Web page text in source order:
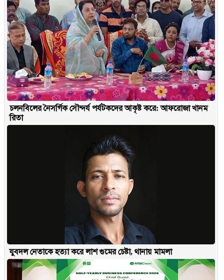
চলনবিলের নৈসর্গিক সৌন্দর্য পর্যটকদের আকৃষ্ট করে: আফরোজা খানম
রিতা
যুবদল নেতাকে হত্যা করে লাশ গুমের চেষ্টা, থানায় মামলা